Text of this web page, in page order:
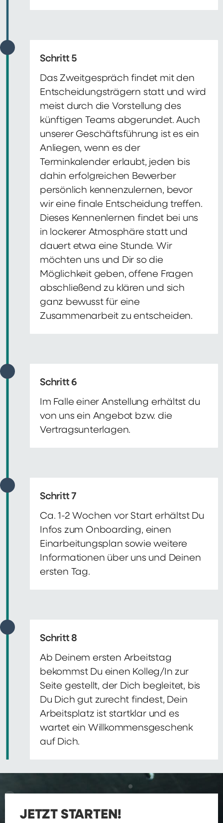
Schritt 5
Das Zweitgespräch findet mit den
Entscheidungsträgern statt und wird
meist durch die Vorstellung des
künftigen Teams abgerundet. Auch
unserer Geschäftsführung ist es ein
Anliegen, wenn es der
Terminkalender erlaubt, jeden bis
dahin erfolgreichen Bewerber
persönlich kennenzulernen, bevor
wir eine finale Entscheidung treffen.
Dieses Kennenlernen findet bei uns
in lockerer Atmosphäre statt und
dauert etwa eine Stunde. Wir
möchten uns und Dir so die
Möglichkeit geben, offene Fragen
abschließend zu klären und sich
ganz bewusst für eine
Zusammenarbeit zu entscheiden.
Schritt 6
Im Falle einer Anstellung erhältst du
von uns ein Angebot bzw. die
Vertragsunterlagen.
Schritt 7
Ca. 1-2 Wochen vor Start erhältst Du
Infos zum Onboarding, einen
Einarbeitungsplan sowie weitere
Informationen über uns und Deinen
ersten Tag.
Schritt 8
Ab Deinem ersten Arbeitstag
bekommst Du einen Kolleg/In zur
Seite gestellt, der Dich begleitet, bis
Du Dich gut zurecht findest, Dein
Arbeitsplatz ist startklar und es
wartet ein Willkommensgeschenk
auf Dich.
JETZT STARTEN!